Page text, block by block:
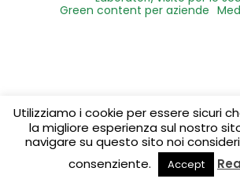
Green content per aziende
Utilizziamo i cookie per essere sicuri
la migliore esperienza sul nostro
navigare su questo sito noi
consenziente.
Accept